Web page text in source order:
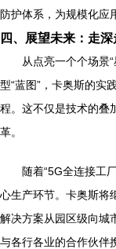
防护体系，为规模化应
四、展望未来：走
从点亮一个个场景
型“蓝图”，卡奥斯的实
程。这不仅是技术的叠
革。
随着“5G全连接工
心生产环节。卡奥斯将
解决方案从园区级向城
与各行各业的合作伙伴